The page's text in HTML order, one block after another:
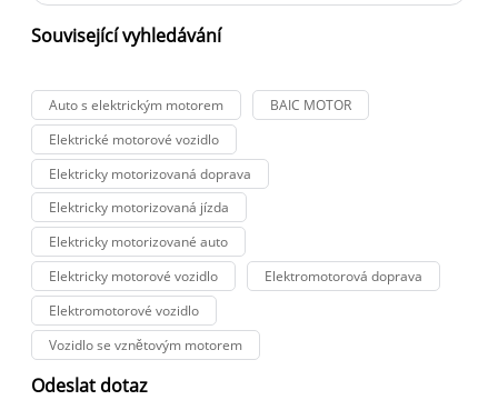
kola. Počáteční cena na zahraničních trzích se zvýšila o 1 300 $.
Související vyhledávání
Auto s elektrickým motorem
BAIC MOTOR
Elektrické motorové vozidlo
Elektricky motorizovaná doprava
Elektricky motorizovaná jízda
Elektricky motorizované auto
Elektricky motorové vozidlo
Elektromotorová doprava
Elektromotorové vozidlo
Vozidlo se vznětovým motorem
Odeslat dotaz